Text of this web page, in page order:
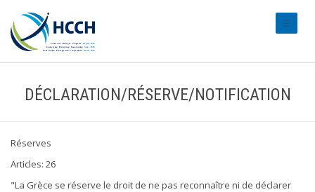
DÉCLARATION/RÉSERVE/NOTIFICATION
Réserves
Articles: 26
"La Grèce se réserve le droit de ne pas reconnaître ni de déclarer